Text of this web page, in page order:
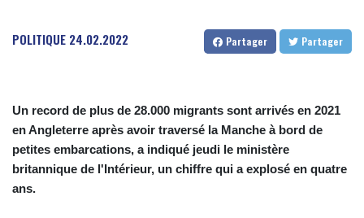
Les Bourses mondiales touchent des records, sans s'emballer
pour autant
POLITIQUE 24.02.2022 Partager Partager
Un record de plus de 28.000 migrants sont arrivés en 2021
en Angleterre après avoir traversé la Manche à bord de
petites embarcations, a indiqué jeudi le ministère
britannique de l'Intérieur, un chiffre qui a explosé en quatre
ans.